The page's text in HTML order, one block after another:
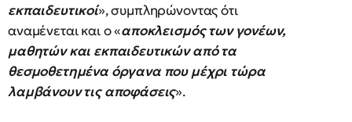
εκπαιδευτικοί», συμπληρώνοντας ότι
αναμένεται και ο «αποκλεισμός των γονέων,
μαθητών και εκπαιδευτικών από τα
θεσμοθετημένα όργανα που μέχρι τώρα
λαμβάνουν τις αποφάσεις».